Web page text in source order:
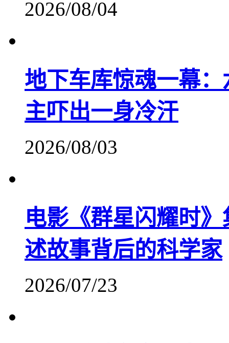
2026/08/04
地下车库惊魂一幕
主吓出一身冷汗
2026/08/03
电影《群星闪耀时
述故事背后的科学家
2026/07/23